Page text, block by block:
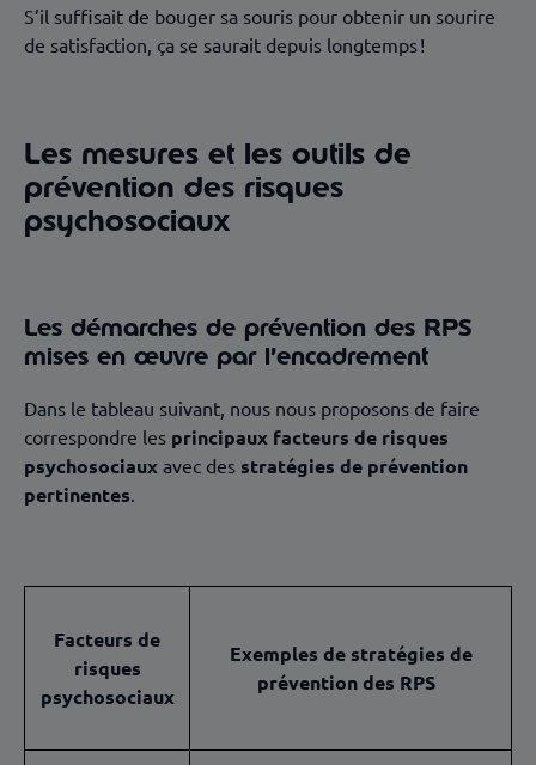
S’il suffisait de bouger sa souris pour obtenir un sourire
de satisfaction, ça se saurait depuis longtemps !
Les mesures et les outils de
prévention des risques
psychosociaux
Les démarches de prévention des RPS
mises en œuvre par l’encadrement
Dans le tableau suivant, nous nous proposons de faire
correspondre les principaux facteurs de risques
psychosociaux avec des stratégies de prévention
pertinentes.
Facteurs de
risques
psychosociaux
Exemples de stratégies de
prévention des RPS